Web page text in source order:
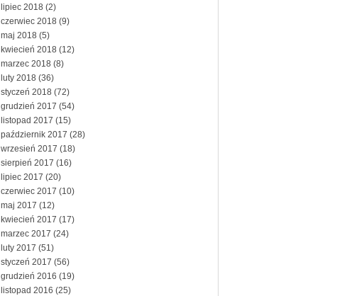
lipiec 2018 (2)
czerwiec 2018 (9)
maj 2018 (5)
kwiecień 2018 (12)
marzec 2018 (8)
luty 2018 (36)
styczeń 2018 (72)
grudzień 2017 (54)
listopad 2017 (15)
październik 2017 (28)
wrzesień 2017 (18)
sierpień 2017 (16)
lipiec 2017 (20)
czerwiec 2017 (10)
maj 2017 (12)
kwiecień 2017 (17)
marzec 2017 (24)
luty 2017 (51)
styczeń 2017 (56)
grudzień 2016 (19)
listopad 2016 (25)